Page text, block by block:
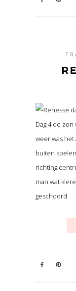
Dag 4 de
weer was
buiten
richting
man wat
geschoord.